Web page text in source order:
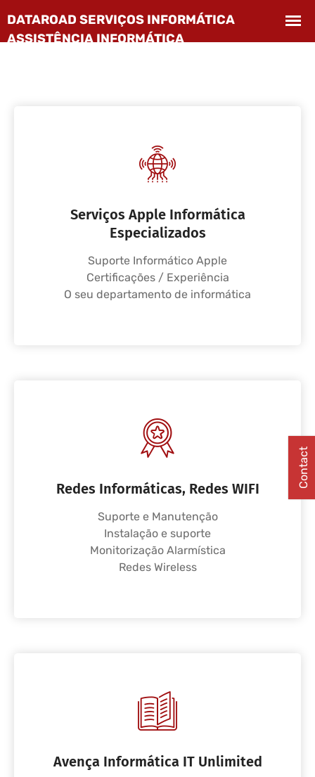
Serviços Apple Informática
Especializados
Suporte Informático Apple
Certificações / Experiência
O seu departamento de informática
Redes Informáticas, Redes WIFI
Suporte e Manutenção
Instalação e suporte
Monitorização Alarmística
Redes Wireless
Avença Informática IT Unlimited
Contact